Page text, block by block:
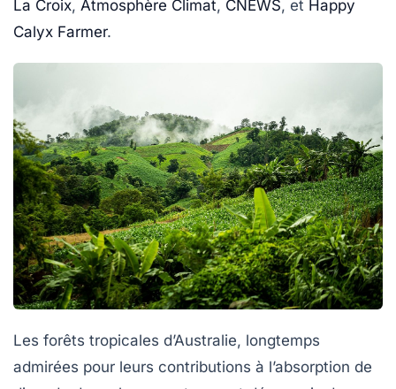
La Croix, Atmosphère Climat, CNEWS, et Happy
Calyx Farmer.
Les forêts tropicales d’Australie, longtemps
admirées pour leurs contributions à l’absorption de